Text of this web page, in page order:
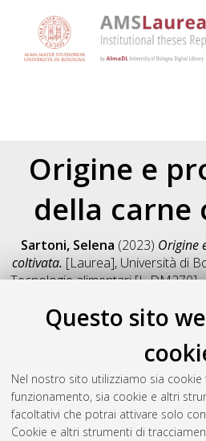
Questo sito
Nel nostro sito utilizziamo sia cookie
funzionamento, sia cookie e altri
facoltativi che potrai attivare solo
Cookie e altri strumenti di
Origine e
della carne
Sartoni, Selena (2023) Origine
coltivata. [Laurea], Università di
Tecnologie alimentari [L-DM270]
Salva citazione
Il full-text non è disponibile per
Abstract
Altri